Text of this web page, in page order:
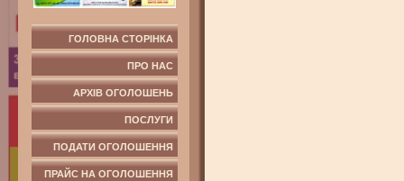
ГОЛОВНА СТОРІНКА
ПРО НАС
АРХІВ ОГОЛОШЕНЬ
ПОСЛУГИ
ПОДАТИ ОГОЛОШЕННЯ
ПРАЙС НА ОГОЛОШЕННЯ